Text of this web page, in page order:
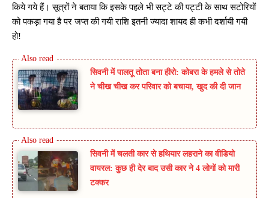
किये गये हैं। सूत्रों ने बताया कि इसके पहले भी सट्टे की पट्टी के साथ सटोरियों
को पकड़ा गया है पर जप्त की गयी राशि इतनी ज्यादा शायद ही कभी दर्शायी गयी
हो!
सिवनी में पालतू तोता बना हीरो: कोबरा के हमले से तोते
ने चीख चीख कर परिवार को बचाया, खुद की दी जान
सिवनी में चलती कार से हथियार लहराने का वीडियो
वायरल: कुछ ही देर बाद उसी कार ने 4 लोगों को मारी
टक्कर